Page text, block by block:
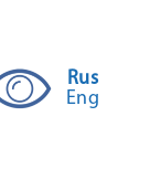
Rus
Eng